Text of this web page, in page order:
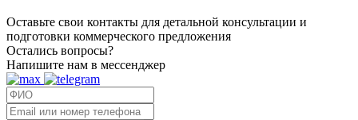
Оставьте свои контакты для детальной консультации и
подготовки коммерческого предложения
Остались вопросы?
Напишите нам в мессенджер